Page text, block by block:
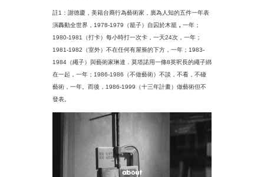
註1：謝德慶，美籍台裔行為藝術家，廣為人知的五件一年表
演轟動全世界，1978-1979（籠子）自囚於木籠 ， 一年；
1980-1981（打卡）每小時打一次卡，一天24次，一年；
1981-1982（室外）不在任何有屋簷的下方，一年；1983-
1984（繩子）與藝術家琳達．莫塔諾用一條8英呎長的繩子綁
在一起，一年；1986-1986（不做藝術）不談，不看，不碰
藝術，一年。而後，1986-1999（十三年計畫）做藝術但不
發表。